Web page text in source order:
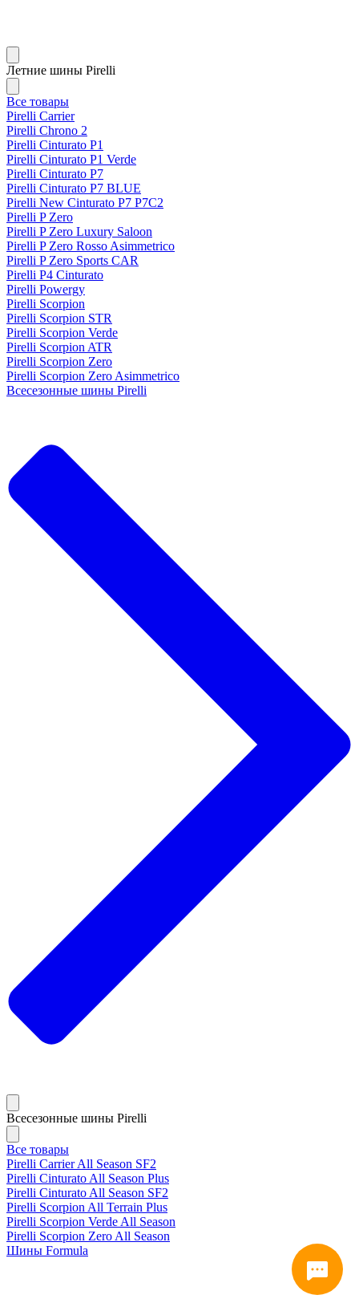
Летние шины Pirelli
Все товары
Pirelli Carrier
Pirelli Chrono 2
Pirelli Cinturato P1
Pirelli Cinturato P1 Verde
Pirelli Cinturato P7
Pirelli Cinturato P7 BLUE
Pirelli New Cinturato P7 P7C2
Pirelli P Zero
Pirelli P Zero Luxury Saloon
Pirelli P Zero Rosso Asimmetrico
Pirelli P Zero Sports CAR
Pirelli P4 Cinturato
Pirelli Powergy
Pirelli Scorpion
Pirelli Scorpion STR
Pirelli Scorpion Verde
Pirelli Scorpion ATR
Pirelli Scorpion Zero
Pirelli Scorpion Zero Asimmetrico
Всесезонные шины Pirelli
Всесезонные шины Pirelli
Все товары
Pirelli Carrier All Season SF2
Pirelli Cinturato All Season Plus
Pirelli Cinturato All Season SF2
Pirelli Scorpion All Terrain Plus
Pirelli Scorpion Verde All Season
Pirelli Scorpion Zero All Season
Шины Formula